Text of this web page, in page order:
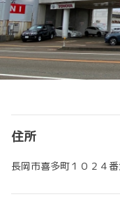
住所
長岡市喜多町１０２４番